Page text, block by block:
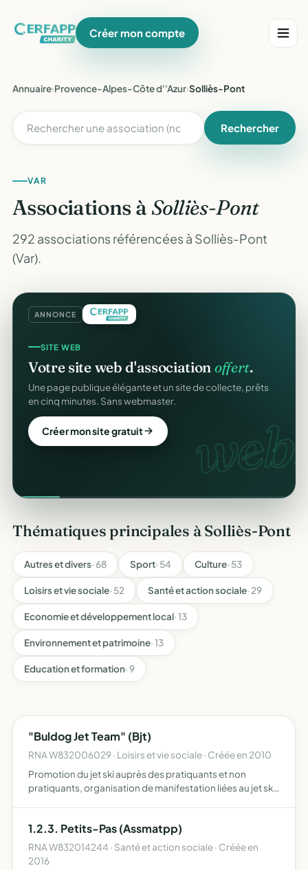
Créer mon compte
Annuaire›Provence-Alpes-Côte d''Azur›Solliès-Pont
Rechercher
VAR
Associations à Solliès-Pont
292 associations référencées à Solliès-Pont
(Var).
ANNONCE
web.
SITE WEB
Votre site web d'association offert.
Une page publique élégante et un site de collecte, prêts
en cinq minutes. Sans webmaster.
Créer mon site gratuit
Thématiques principales à Solliès-Pont
Autres et divers· 68 Sport· 54 Culture· 53
Loisirs et vie sociale· 52 Santé et action sociale· 29
Economie et développement local· 13
Environnement et patrimoine· 13
Education et formation· 9
"Buldog Jet Team" (Bjt)
RNA W832006029 · Loisirs et vie sociale · Créée en 2010
Promotion du jet ski auprès des pratiquants et non
pratiquants, organisation de manifestation liées au jet ski,
1.2.3. Petits-Pas (Assmatpp)
RNA W832014244 · Santé et action sociale · Créée en
2016